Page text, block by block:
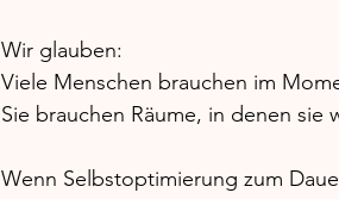
Wir glauben:
Viele Menschen brauchen im
Sie brauchen Räume, in denen sie
Wenn Selbstoptimierung zum